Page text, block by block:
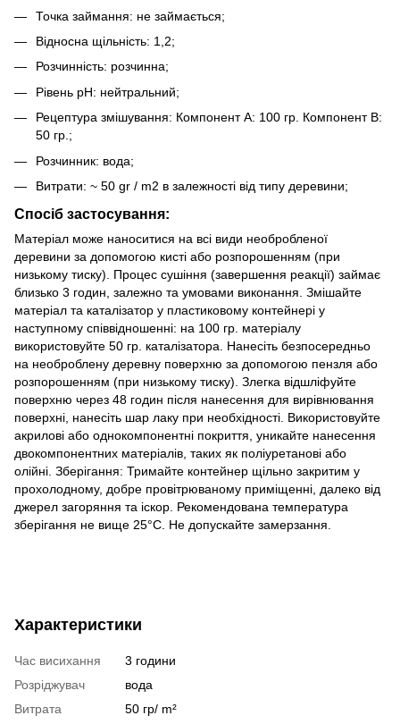
Точка займання: не займається;
Відносна щільність: 1,2;
Розчинність: розчинна;
Рівень pH: нейтральний;
Рецептура змішування: Компонент A: 100 гр. Компонент B:
50 гр.;
Розчинник: вода;
Витрати: ~ 50 gr / m2 в залежності від типу деревини;
Спосіб застосування:
Матеріал може наноситися на всі види необробленої
деревини за допомогою кисті або розпорошенням (при
низькому тиску). Процес сушіння (завершення реакції) займає
близько 3 годин, залежно та умовами виконання. Змішайте
матеріал та каталізатор у пластиковому контейнері у
наступному співвідношенні: на 100 гр. матеріалу
використовуйте 50 гр. каталізатора. Нанесіть безпосередньо
на необроблену деревну поверхню за допомогою пензля або
розпорошенням (при низькому тиску). Злегка відшліфуйте
поверхню через 48 годин після нанесення для вирівнювання
поверхні, нанесіть шар лаку при необхідності. Використовуйте
акрилові або однокомпонентні покриття, уникайте нанесення
двокомпонентних матеріалів, таких як поліуретанові або
олійні. Зберігання: Тримайте контейнер щільно закритим у
прохолодному, добре провітрюваному приміщенні, далеко від
джерел загоряння та іскор. Рекомендована температура
зберігання не вище 25°С. Не допускайте замерзання.
Характеристики
Час висихання
3 години
Розріджувач
вода
Витрата
50 гр/ m²